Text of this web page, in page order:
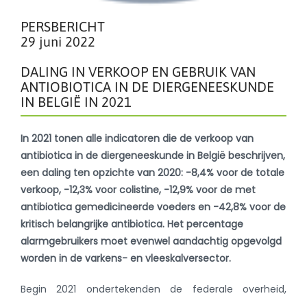
PERSBERICHT
29 juni 2022
DALING IN VERKOOP EN GEBRUIK VAN
ANTIOBIOTICA IN DE DIERGENEESKUNDE
IN BELGIË IN 2021
In 2021 tonen alle indicatoren die de verkoop van
antibiotica in de diergeneeskunde in België beschrijven,
een daling ten opzichte van 2020: -8,4% voor de totale
verkoop, -12,3% voor colistine, -12,9% voor de met
antibiotica gemedicineerde voeders en -42,8% voor de
kritisch belangrijke antibiotica. Het percentage
alarmgebruikers moet evenwel aandachtig opgevolgd
worden in de varkens- en vleeskalversector.
Begin 2021 ondertekenden de federale overheid,